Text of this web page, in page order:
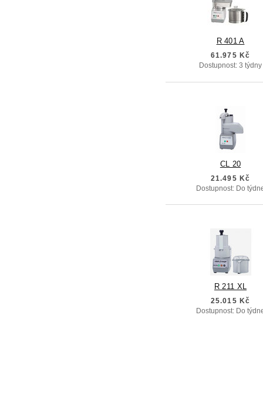
R 401 A
61.975 Kč
Dostupnost: 3 týdny
CL 20
21.495 Kč
Dostupnost: Do
R 211 XL
25.015 Kč
Dostupnost: Do